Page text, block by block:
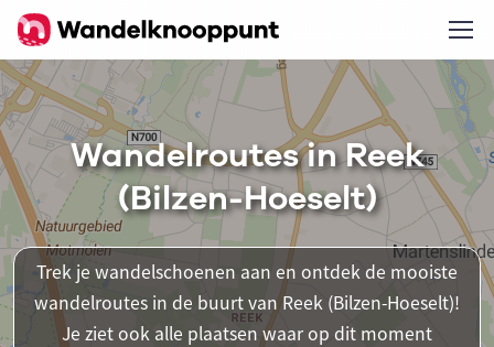
Wandelroutes in Reek
(Bilzen-Hoeselt)
Trek je wandelschoenen aan en ontdek de mooiste
wandelroutes in de buurt van Reek (Bilzen-Hoeselt)!
Je ziet ook alle plaatsen waar op dit moment